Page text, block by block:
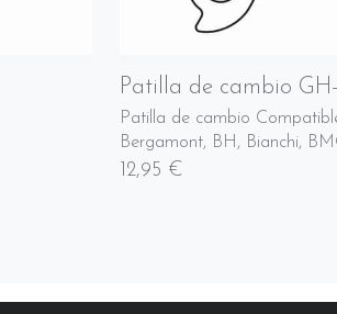
Patilla de cambio GH-
Patilla de cambio
Bergamont, BH, Bianchi,
12,95 €